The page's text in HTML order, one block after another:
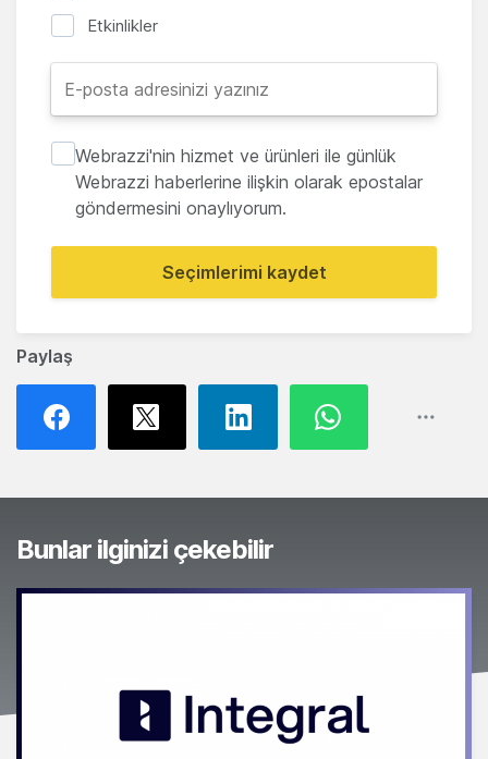
Paylaş
Etkinlikler
Webrazzi'nin hizmet ve ürünleri ile günlük
Webrazzi haberlerine ilişkin olarak epostalar
göndermesini onaylıyorum.
Seçimlerimi kaydet
Bunlar ilginizi çekebilir